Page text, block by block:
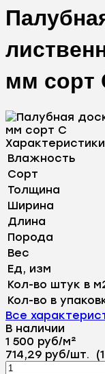
мм сорт
Влажность
Сорт
Толщина
Ширина
Длина
Порода
Вес
Ед, изм
Кол-во штук в
Кол-во в
Все
В наличии
1 500 руб/м²
714,29 руб/шт.